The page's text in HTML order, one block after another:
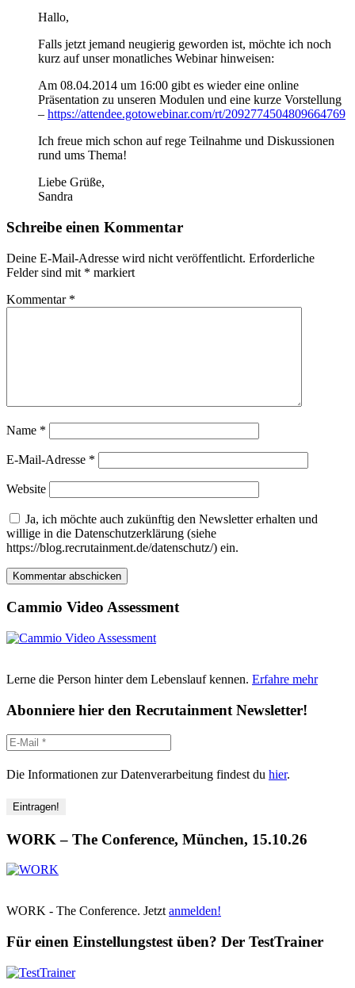
Hallo,
Falls jetzt jemand neugierig geworden ist, möchte ich noch
kurz auf unser monatliches Webinar hinweisen:
Am 08.04.2014 um 16:00 gibt es wieder eine online
Präsentation zu unseren Modulen und eine kurze Vorstellung
– https://attendee.gotowebinar.com/rt/2092774504809664769
Ich freue mich schon auf rege Teilnahme und Diskussionen
rund ums Thema!
Liebe Grüße,
Sandra
Schreibe einen Kommentar
Deine E-Mail-Adresse wird nicht veröffentlicht. Erforderliche
Felder sind mit * markiert
Kommentar *
Name *
E-Mail-Adresse *
Website
Ja, ich möchte auch zukünftig den Newsletter erhalten und
willige in die Datenschutzerklärung (siehe
https://blog.recrutainment.de/datenschutz/) ein.
Cammio Video Assessment
Lerne die Person hinter dem Lebenslauf kennen. Erfahre mehr
Abonniere hier den Recrutainment Newsletter!
Die Informationen zur Datenverarbeitung findest du hier.
WORK – The Conference, München, 15.10.26
WORK - The Conference. Jetzt anmelden!
Für einen Einstellungstest üben? Der TestTrainer